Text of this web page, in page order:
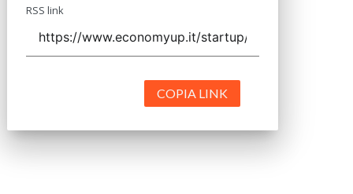
RSS link
COPIA LINK